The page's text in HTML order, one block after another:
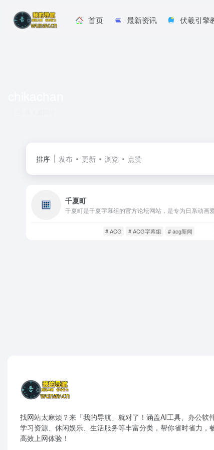
首页 最新资讯 伏羲引擎
排序 发布 更新 浏览 点赞
千夏町
# ACG # ACG字幕组 # acg新闻
找网站太麻烦？来「我的导航」就对了！涵盖AI工具、办公软件
学习资源、休闲娱乐、生活服务等丰富分类，帮你省时省力，
高效上网体验！